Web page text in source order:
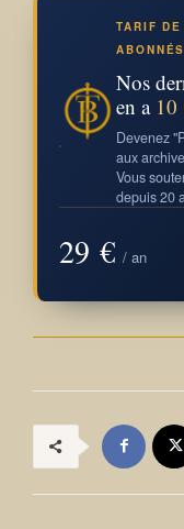
TARIF
ABONNÉS
Nos
en a 10
Devenez
aux
Vous
depuis 20
29 € / an